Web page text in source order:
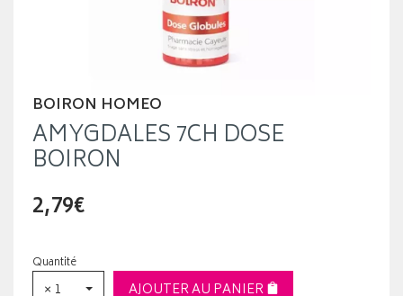
BOIRON HOMEO
AMYGDALES 7CH DOSE
BOIRON
2,79€
Quantité
× 1 AJOUTER AU PANIER